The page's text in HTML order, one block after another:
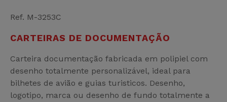
Ref. M-3253C
CARTEIRAS DE DOCUMENTAÇÃO
Carteira documentação fabricada em polipiel com
desenho totalmente personalizável, ideal para
bilhetes de avião e guias turisticos. Desenho,
logotipo, marca ou desenho de fundo totalmente a